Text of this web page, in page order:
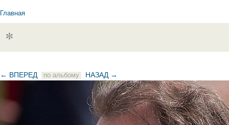
Главная
*
← ВПЕРЕД по альбому НАЗАД →